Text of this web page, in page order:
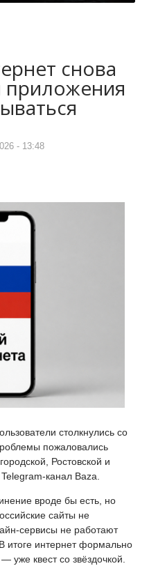
снова
приложения
- 13:48
столкнулись со
пожаловались
Ростовской и
канал Baza.
вроде бы есть, но
сайты не
сервисы не работают
итоге интернет формально
уже квест со звёздочкой.